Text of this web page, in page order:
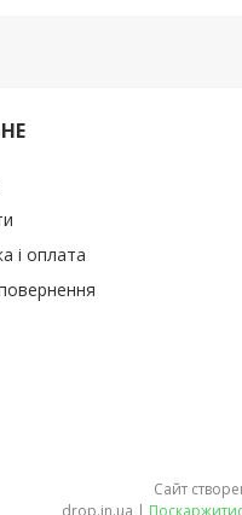
і оплата
Сайт